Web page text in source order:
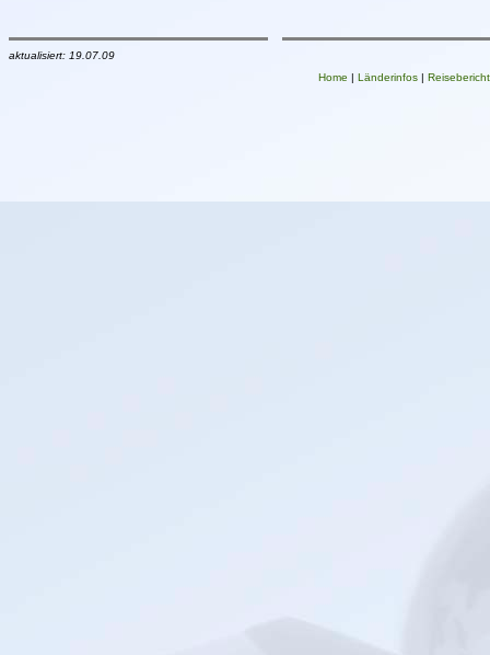
aktualisiert: 19.07.09
Home | Länderinfos |